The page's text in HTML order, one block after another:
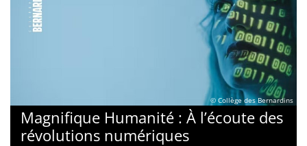
© Collège des Bernardins
Magnifique Humanité : À l’écoute des
révolutions numériques